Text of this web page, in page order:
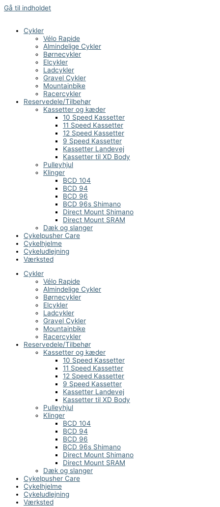
Gå til indholdet
Cykler
Vélo Rapide
Almindelige Cykler
Børnecykler
Elcykler
Ladcykler
Gravel Cykler
Mountainbike
Racercykler
Reservedele/Tilbehør
Kassetter og kæder
10 Speed Kassetter
11 Speed Kassetter
12 Speed Kassetter
9 Speed Kassetter
Kassetter Landevej
Kassetter til XD Body
Pulleyhjul
Klinger
BCD 104
BCD 94
BCD 96
BCD 96s Shimano
Direct Mount Shimano
Direct Mount SRAM
Dæk og slanger
Cykelpusher Care
Cykelhjelme
Cykeludlejning
Værksted
Cykler
Vélo Rapide
Almindelige Cykler
Børnecykler
Elcykler
Ladcykler
Gravel Cykler
Mountainbike
Racercykler
Reservedele/Tilbehør
Kassetter og kæder
10 Speed Kassetter
11 Speed Kassetter
12 Speed Kassetter
9 Speed Kassetter
Kassetter Landevej
Kassetter til XD Body
Pulleyhjul
Klinger
BCD 104
BCD 94
BCD 96
BCD 96s Shimano
Direct Mount Shimano
Direct Mount SRAM
Dæk og slanger
Cykelpusher Care
Cykelhjelme
Cykeludlejning
Værksted